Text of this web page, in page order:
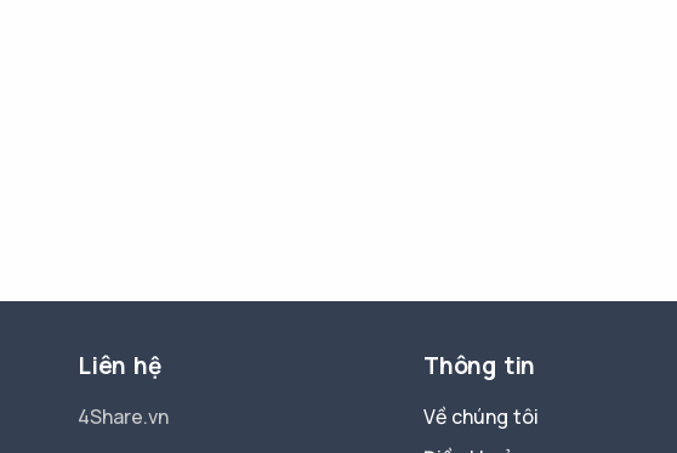
Liên hệ
4Share.vn
Thông tin
Về chúng tôi